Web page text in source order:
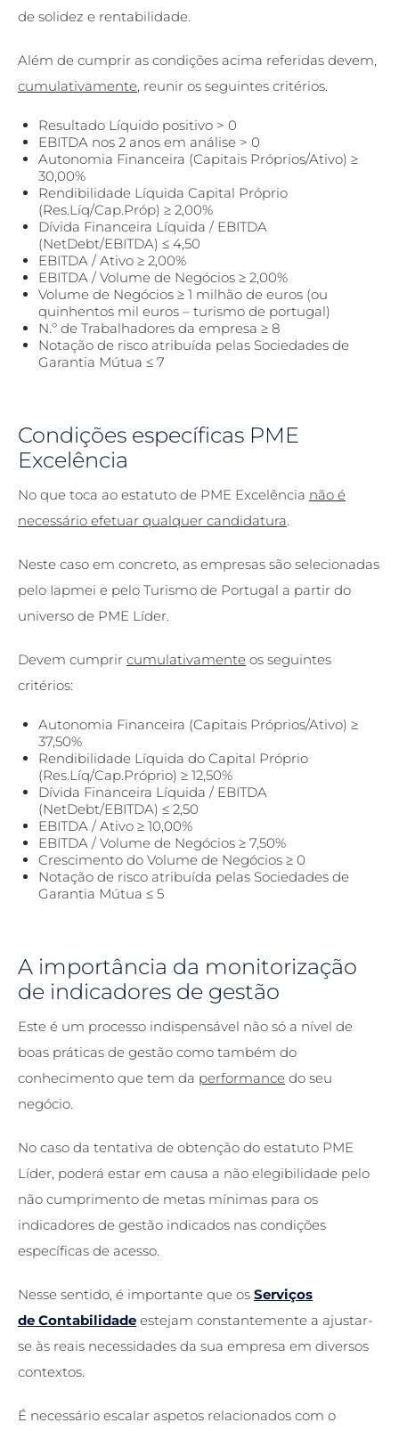
de solidez e rentabilidade.
Além de cumprir as condições acima referidas devem,
cumulativamente, reunir os seguintes critérios.
Resultado Líquido positivo > 0
EBITDA nos 2 anos em análise > 0
Autonomia Financeira (Capitais Próprios/Ativo) ≥
30,00%
Rendibilidade Líquida Capital Próprio
(Res.Líq/Cap.Próp) ≥ 2,00%
Dívida Financeira Líquida / EBITDA
(NetDebt/EBITDA) ≤ 4,50
EBITDA / Ativo ≥ 2,00%
EBITDA / Volume de Negócios ≥ 2,00%
Volume de Negócios ≥ 1 milhão de euros (ou
quinhentos mil euros – turismo de portugal)
N.º de Trabalhadores da empresa ≥ 8
Notação de risco atribuída pelas Sociedades de
Garantia Mútua ≤ 7
Condições específicas PME
Excelência
No que toca ao estatuto de PME Excelência não é
necessário efetuar qualquer candidatura.
Neste caso em concreto, as empresas são selecionadas
pelo Iapmei e pelo Turismo de Portugal a partir do
universo de PME Líder.
Devem cumprir cumulativamente os seguintes
critérios:
Autonomia Financeira (Capitais Próprios/Ativo) ≥
37,50%
Rendibilidade Líquida do Capital Próprio
(Res.Líq/Cap.Próprio) ≥ 12,50%
Dívida Financeira Líquida / EBITDA
(NetDebt/EBITDA) ≤ 2,50
EBITDA / Ativo ≥ 10,00%
EBITDA / Volume de Negócios ≥ 7,50%
Crescimento do Volume de Negócios ≥ 0
Notação de risco atribuída pelas Sociedades de
Garantia Mútua ≤ 5
A importância da monitorização
de indicadores de gestão
Este é um processo indispensável não só a nível de
boas práticas de gestão como também do
conhecimento que tem da performance do seu
negócio.
No caso da tentativa de obtenção do estatuto PME
Líder, poderá estar em causa a não elegibilidade pelo
não cumprimento de metas mínimas para os
indicadores de gestão indicados nas condições
específicas de acesso.
Nesse sentido, é importante que os Serviços
de Contabilidade estejam constantemente a ajustar-
se às reais necessidades da sua empresa em diversos
contextos.
É necessário escalar aspetos relacionados com o